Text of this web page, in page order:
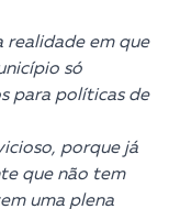
realidade em que
só
para políticas de
porque já
que não tem
uma plena